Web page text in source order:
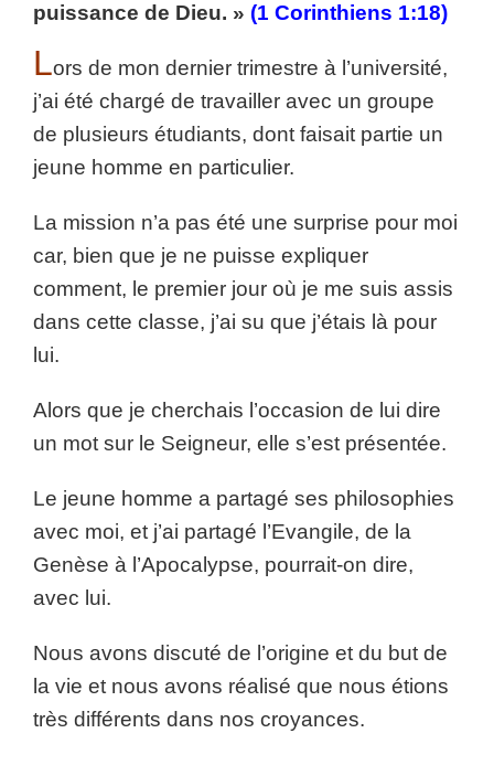
puissance de Dieu. » (1 Corinthiens 1:18)
Lors de mon dernier trimestre à l’université,
j’ai été chargé de travailler avec un groupe
de plusieurs étudiants, dont faisait partie un
jeune homme en particulier.
La mission n’a pas été une surprise pour moi
car, bien que je ne puisse expliquer
comment, le premier jour où je me suis assis
dans cette classe, j’ai su que j’étais là pour
lui.
Alors que je cherchais l’occasion de lui dire
un mot sur le Seigneur, elle s’est présentée.
Le jeune homme a partagé ses philosophies
avec moi, et j’ai partagé l’Evangile, de la
Genèse à l’Apocalypse, pourrait-on dire,
avec lui.
Nous avons discuté de l’origine et du but de
la vie et nous avons réalisé que nous étions
très différents dans nos croyances.